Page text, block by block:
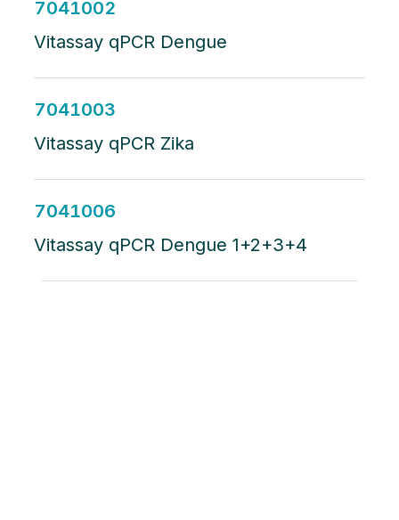
7041002
Vitassay qPCR Dengue
7041003
Vitassay qPCR Zika
7041006
Vitassay qPCR Dengue 1+2+3+4